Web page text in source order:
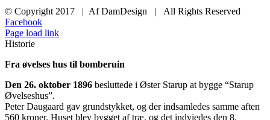
© Copyright 2017 | Af DamDesign | All Rights Reserved
Facebook
Page load link
Historie
Fra øvelses hus til bomberuin
Den 26. oktober 1896 besluttede i Øster Starup at bygge “Starup
Øvelseshus”.
Peter Daugaard gav grundstykket, og der indsamledes samme aften
560 kroner. Huset blev bygget af træ, og det indviedes den 8.